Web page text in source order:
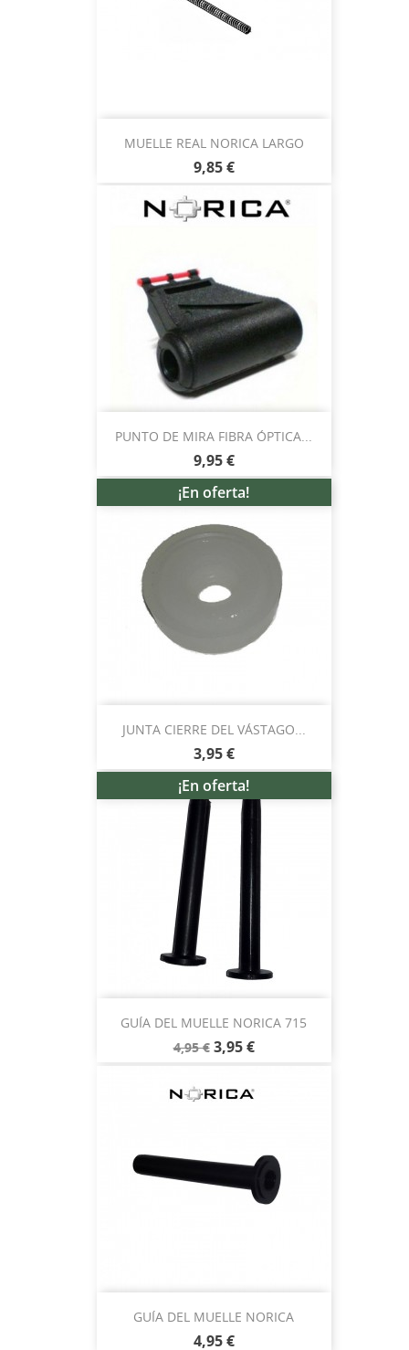
MUELLE REAL NORICA LARGO
9,85 €
PUNTO DE MIRA FIBRA ÓPTICA...
9,95 €
JUNTA CIERRE DEL VÁSTAGO...
3,95 €
¡En oferta!
GUÍA DEL MUELLE NORICA 715
4,95 € 3,95 €
¡En oferta!
GUÍA DEL MUELLE NORICA
4,95 €